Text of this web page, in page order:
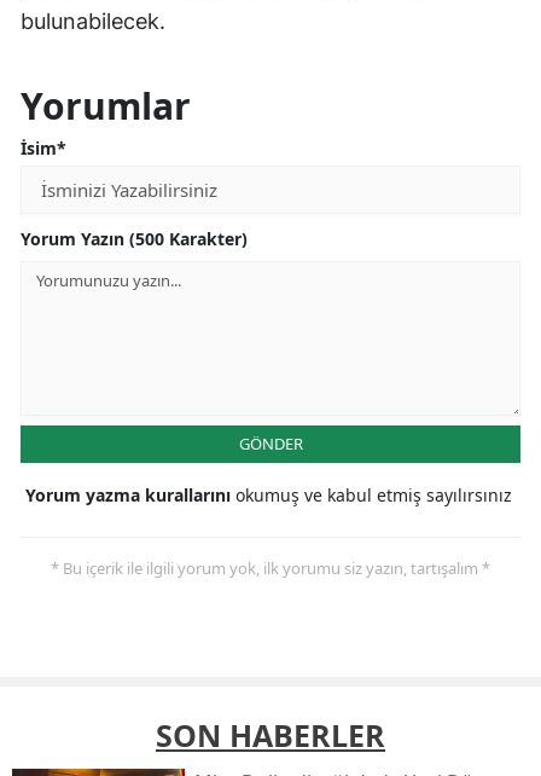
bulunabilecek.
Yorumlar
İsim*
Yorum Yazın (500 Karakter)
GÖNDER
Yorum yazma kurallarını okumuş ve kabul etmiş sayılırsınız
* Bu içerik ile ilgili yorum yok, ilk yorumu siz yazın, tartışalım *
SON HABERLER